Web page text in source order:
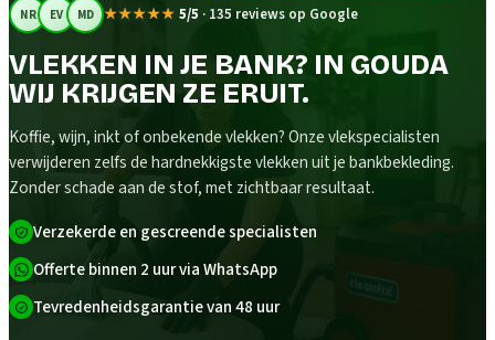
NR EV MD ★★★★★ 5/5 · 135 reviews op Google
VLEKKEN IN JE BANK? IN GOUDA
WIJ KRIJGEN ZE ERUIT.
Koffie, wijn, inkt of onbekende vlekken? Onze vlekspecialisten
verwijderen zelfs de hardnekkigste vlekken uit je bankbekleding.
Zonder schade aan de stof, met zichtbaar resultaat.
Verzekerde en gescreende specialisten
Offerte binnen 2 uur via WhatsApp
Tevredenheidsgarantie van 48 uur